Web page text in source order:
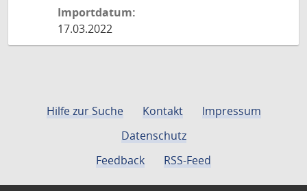
Importdatum:
17.03.2022
Hilfe zur Suche Kontakt
Impressum
Datenschutz
Feedback
RSS-Feed